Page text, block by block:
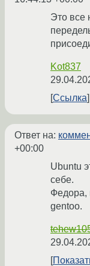
Это все
Kot837
Ссылка
Ответ на:
+00:00
Ubuntu
себе.
Федора,
gentoo.